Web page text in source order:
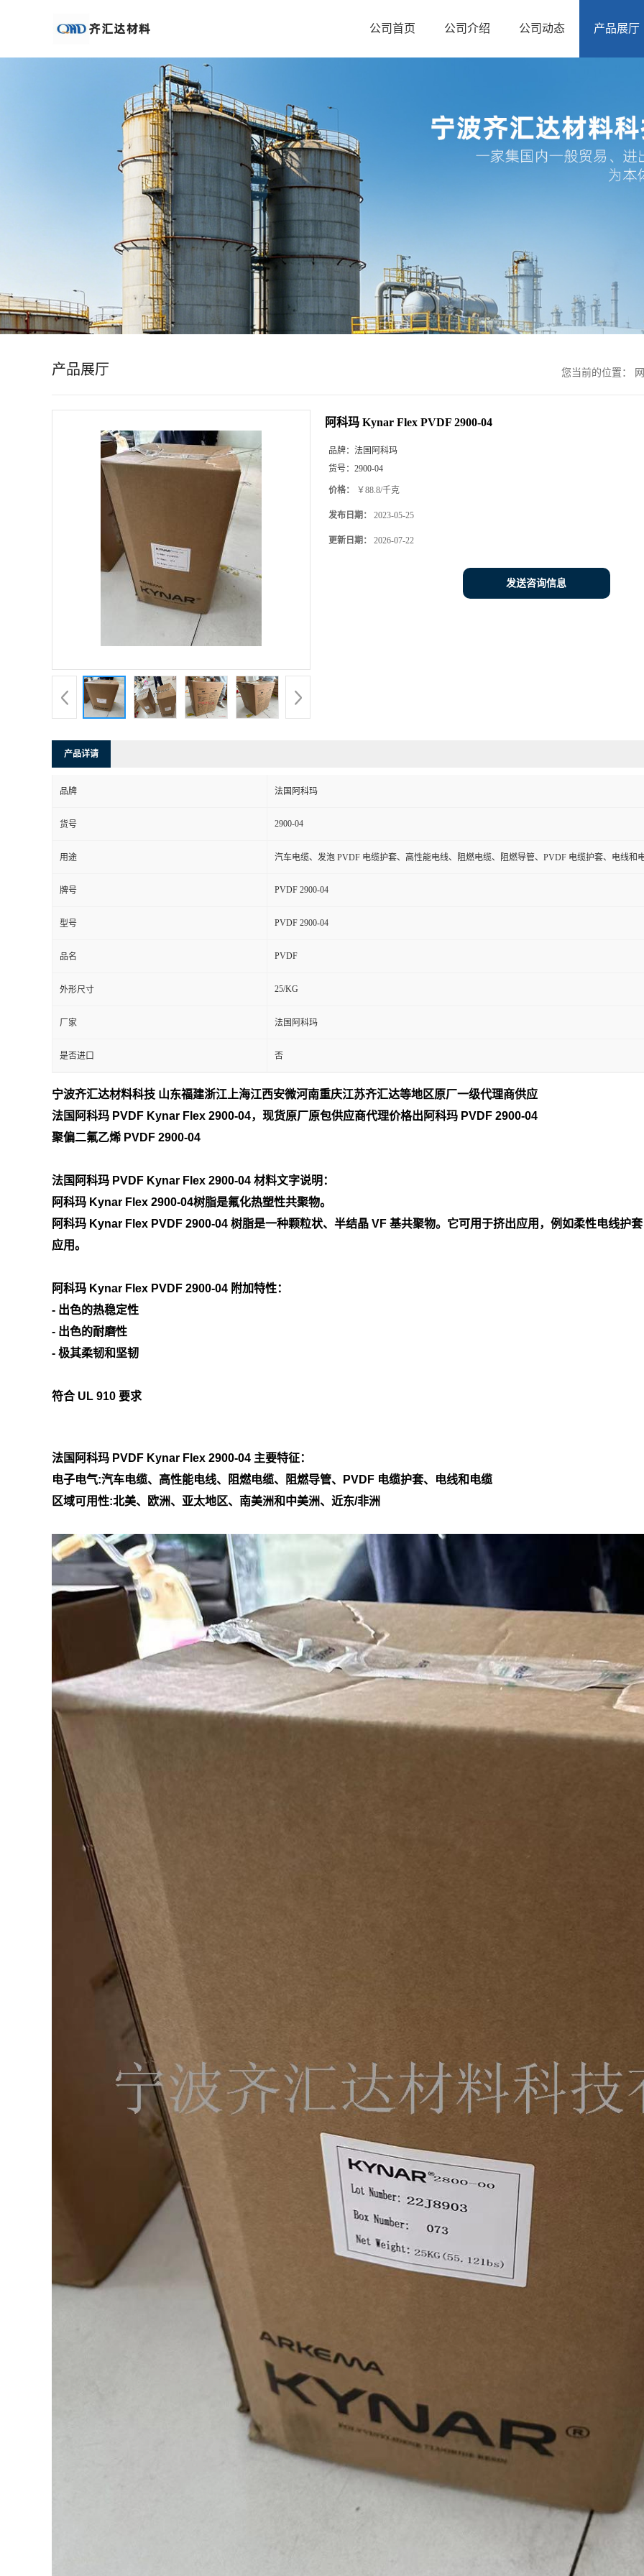
绍
公司首页 公司介绍 公司动态 产品展厅
产品展厅 您当前的位置：
阿科玛 Kynar Flex PVDF 2900-04
品牌： 法国阿科玛
货号： 2900-04
价格： ￥88.8/千克
发布日期： 2023-05-25
更新日期： 2026-07-22
发送咨询信息
产品详请
品牌 法国阿科玛
货号 2900-04
用途 汽车电缆、发泡 PVDF 电缆护套、高性能电线、阻燃电缆、阻燃导管、PVDF 电缆护套、电线和
牌号 PVDF 2900-04
型号 PVDF 2900-04
品名 PVDF
外形尺寸 25/KG
厂家 法国阿科玛
是否进口 否
宁波齐汇达材料科技 山东福建浙江上海江西安微河南重庆江苏齐汇达等地区原厂一级代理商供应
法国阿科玛 PVDF Kynar Flex 2900-04，现货原厂原包供应商代理价格出阿科玛 PVDF 2900-04
聚偏二氟乙烯 PVDF 2900-04
法国阿科玛 PVDF Kynar Flex 2900-04 材料文字说明：
阿科玛 Kynar Flex 2900-04树脂是氟化热塑性共聚物。
阿科玛 Kynar Flex PVDF 2900-04 树脂是一种颗粒状、半结晶 VF 基共聚物。它可用于挤出应用，例如柔性电线护
应用。
阿科玛 Kynar Flex PVDF 2900-04 附加特性：
- 出色的热稳定性
- 出色的耐磨性
- 极其柔韧和坚韧
符合 UL 910 要求
法国阿科玛 PVDF Kynar Flex 2900-04 主要特征：
电子电气:汽车电缆、高性能电线、阻燃电缆、阻燃导管、PVDF 电缆护套、电线和电缆
区域可用性:北美、欧洲、亚太地区、南美洲和中美洲、近东/非洲